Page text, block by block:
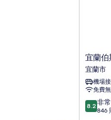
宜
蘭
伯
斯
飯
店
宜
宜蘭伯
宜蘭市
機場
免費
8.2
分，
8.2 非
846